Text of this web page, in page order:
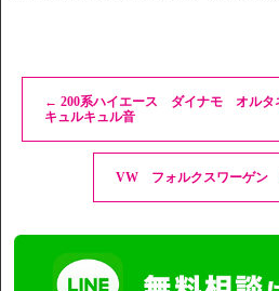
← 200系ハイエース ダイナモ オルタ
キュルキュル音
VW フォルクスワーゲ